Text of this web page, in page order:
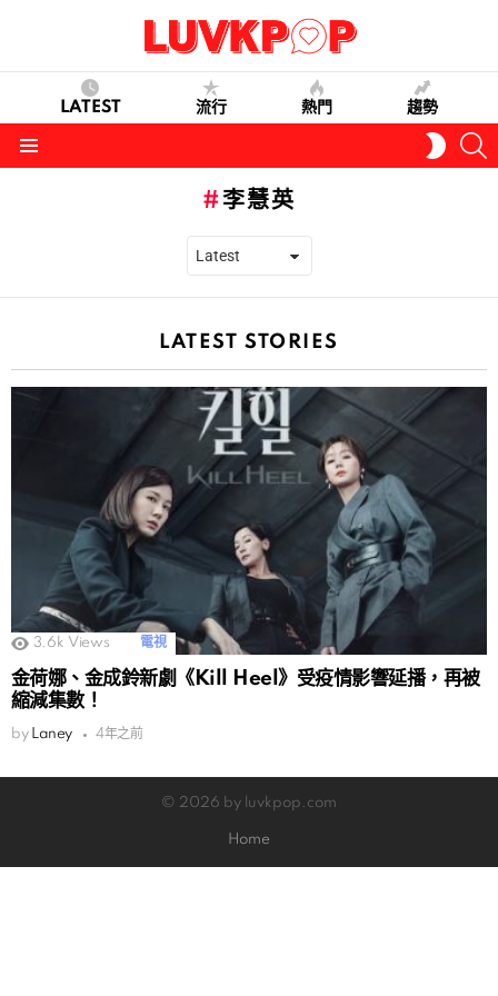
LATEST 流行 熱門 趨勢
SKIN
李慧英
LATEST STORIES
3.6k Views 電視
金荷娜、金成鈴新劇《Kill Heel》受疫情影響延播，再被
縮減集數！
by Laney 4年之前
© 2026 by luvkpop.com
Home